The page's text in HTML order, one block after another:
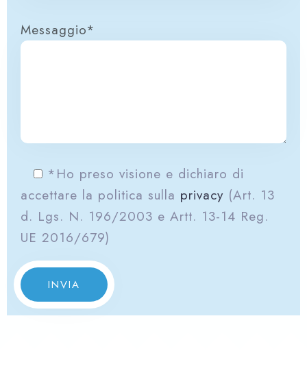
Messaggio*
*Ho preso visione e dichiaro di
accettare la politica sulla privacy (Art. 13
d. Lgs. N. 196/2003 e Artt. 13-14 Reg.
UE 2016/679)
INVIA